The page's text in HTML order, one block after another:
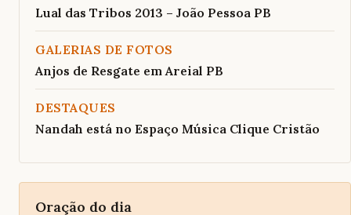
Lual das Tribos 2013 – João Pessoa PB
GALERIAS DE FOTOS
Anjos de Resgate em Areial PB
DESTAQUES
Nandah está no Espaço Música Clique Cristão
Oração do dia